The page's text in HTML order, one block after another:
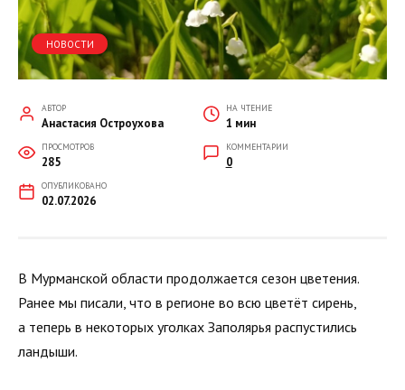
НОВОСТИ
АВТОР
Анастасия Остроухова
НА ЧТЕНИЕ
1 мин
ПРОСМОТРОВ
285
КОММЕНТАРИИ
0
ОПУБЛИКОВАНО
02.07.2026
В Мурманской области продолжается сезон цветения.
Ранее мы писали, что в регионе во всю цветёт сирень,
а теперь в некоторых уголках Заполярья распустились
ландыши.